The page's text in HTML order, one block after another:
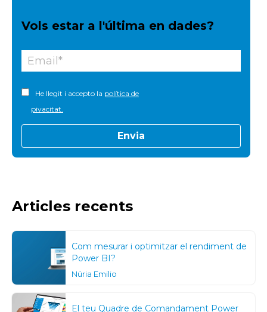
Vols estar a l'última en dades?
He llegit i accepto la política de
pivacitat.
Articles recents
Com mesurar i optimitzar el rendiment de
Power BI?
Núria Emilio
El teu Quadre de Comandament Power